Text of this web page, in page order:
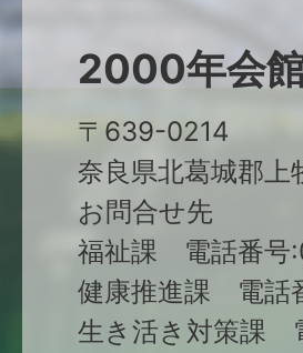
2000年会
〒639-0214
奈良県北葛城郡
お問合せ先
福祉課 電話番号
健康推進課 電話
生き活き対策課